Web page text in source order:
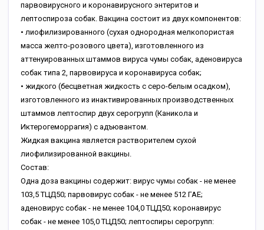
парвовирусного и коронавирусного энтеритов и
лептоспироза собак. Вакцина состоит из двух компонентов:
• лиофилизированного (сухая однородная мелкопористая
масса желто-розового цвета), изготовленного из
аттенуированных штаммов вируса чумы собак, аденовируса
собак типа 2, парвовируса и коронавируса собак;
• жидкого (бесцветная жидкость с серо-белым осадком),
изготовленного из инактивированных производственных
штаммов лептоспир двух серогрупп (Каникола и
Иктерогеморрагия) с адъювантом.
Жидкая вакцина является растворителем сухой
лиофилизированной вакцины.
Состав:
Одна доза вакцины содержит: вирус чумы собак - не менее
103,5 ТЦД50; парвовирус собак - не менее 512 ГАЕ;
аденовирус собак - не менее 104,0 ТЦД50; коронавирус
собак - не менее 105,0 ТЦД50; лептоспиры серогрупп: